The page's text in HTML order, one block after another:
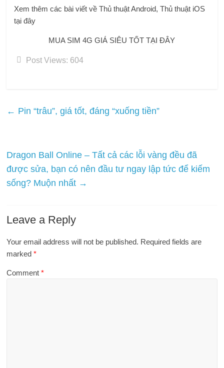
Xem thêm các bài viết về Thủ thuật Android, Thủ thuật iOS
tại đây
MUA SIM 4G GIÁ SIÊU TỐT TẠI ĐÂY
Post Views: 604
← Pin “trâu”, giá tốt, đáng “xuống tiền”
Dragon Ball Online – Tất cả các lỗi vàng đều đã
được sửa, bạn có nên đầu tư ngay lập tức để kiếm
sống? Muộn nhất →
Leave a Reply
Your email address will not be published. Required fields are
marked*
Comment*